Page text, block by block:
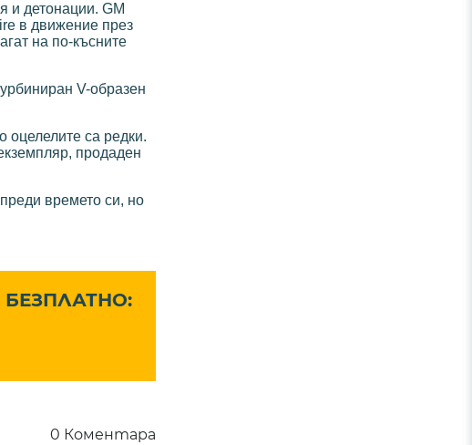
и детонации. GM
в движение през
на по-късните
V-образен
оцелелите са редки.
продаден
времето си, но
БЕЗПЛАТНО:
0 Коментара